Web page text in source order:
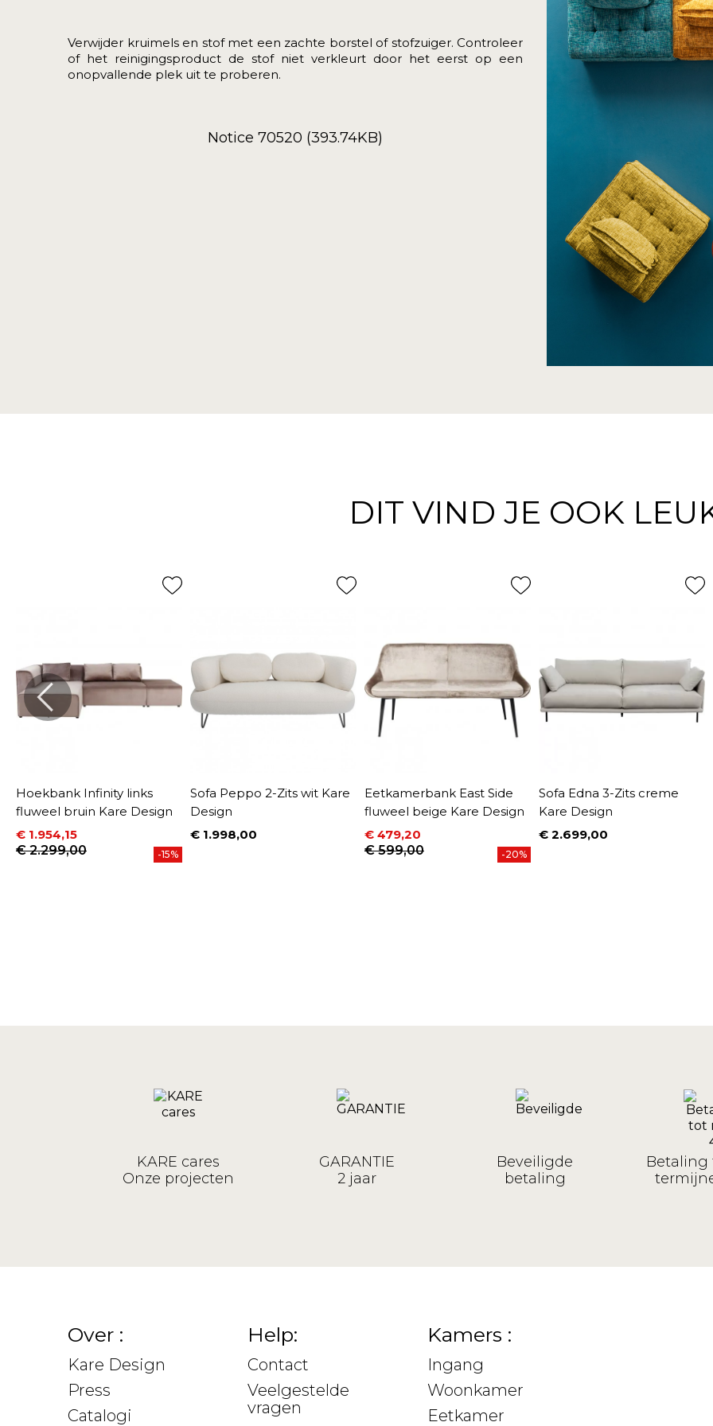
Verwijder kruimels en stof met een zachte borstel of stofzuiger. Controleer
of het reinigingsproduct de stof niet verkleurt door het eerst op een
onopvallende plek uit te proberen.
Notice 70520 (393.74KB)
DIT VIND JE OOK
Hoekbank Infinity links
fluweel bruin Kare Design
Prijs
€ 1.954,15
Normale prijs
€ 2.299,00 -15%
Sofa Peppo 2-Zits wit Kare
Design
Prijs
€ 1.998,00
Eetkamerbank East Side
fluweel beige Kare Design
Prijs
€ 479,20
Normale prijs
€ 599,00 -20%
Sofa Edna 3-Zits creme
Kare Design
Prijs
€ 2.699,00
KARE cares
Onze projecten
GARANTIE
2 jaar
Beveiligde
betaling
Betaling
Over :
Kare Design
Press
Catalogi
Help:
Contact
Veelgestelde
vragen
Kamers :
Ingang
Woonkamer
Eetkamer